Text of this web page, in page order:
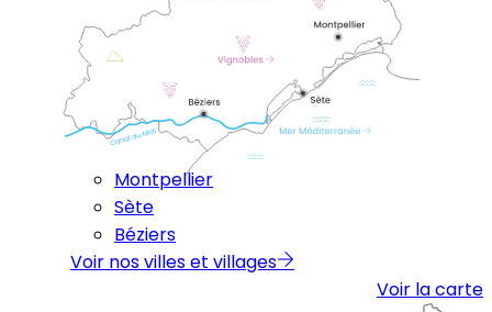
Montpellier
Sète
Béziers
Voir nos villes et villages
Voir la carte